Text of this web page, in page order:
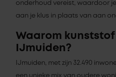
onderhoud vereist, waardoor
aan je klus in plaats van aan
Waarom kunststof
IJmuiden?
IJmuiden, met zijn 32.490